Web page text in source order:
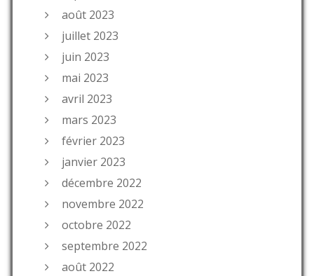
août 2023
juillet 2023
juin 2023
mai 2023
avril 2023
mars 2023
février 2023
janvier 2023
décembre 2022
novembre 2022
octobre 2022
septembre 2022
août 2022